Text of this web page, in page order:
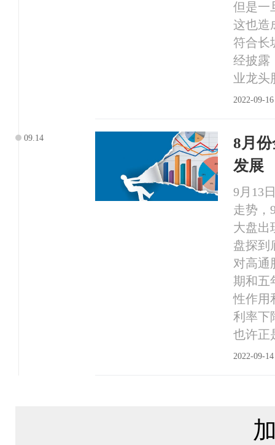
但是一
这也造
符合长
经披露
业龙头
2022-09-
09.14
8月
发展
9月13
走势，
大盘出
盘探到
对高通
期和五
性作用
利率下
也许正
2022-09-